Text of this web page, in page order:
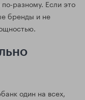
разному. Если это
бренды и не
один на всех,